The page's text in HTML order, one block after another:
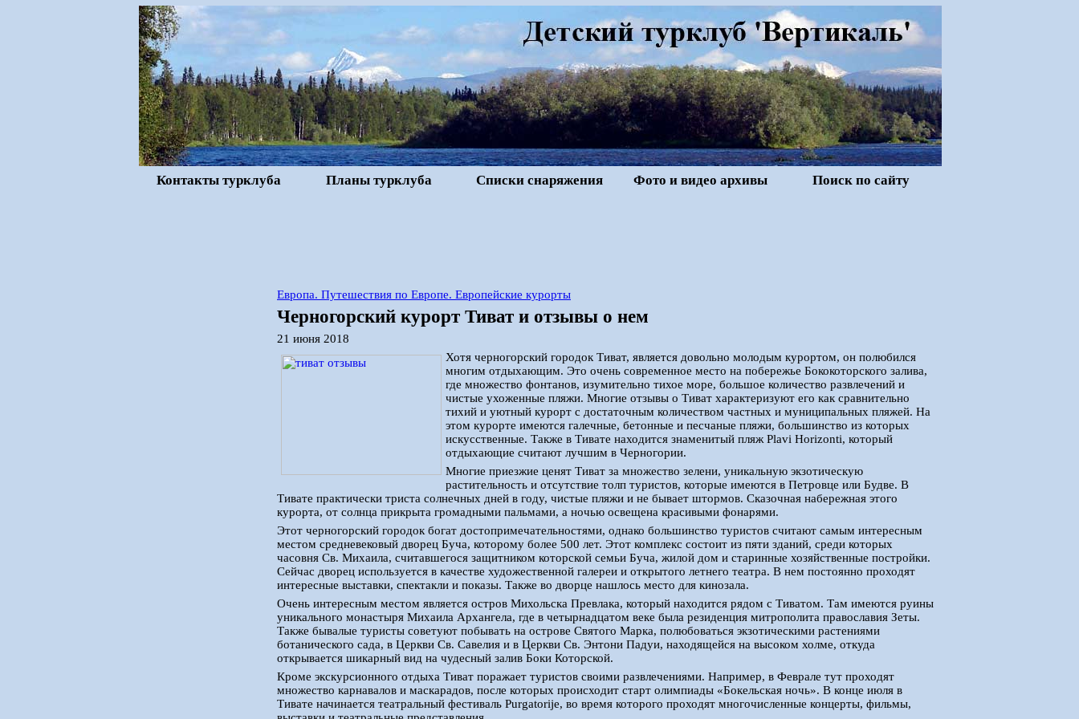
Контакты турклуба Планы турклуба Списки снаряжения Фото и видео архивы Поиск по сайту
Европа. Путешествия по Европе. Европейские курорты
Черногорский курорт Тиват и отзывы о нем
21 июня 2018
Хотя черногорский городок Тиват, является довольно молодым курортом, он полюбился
многим отдыхающим. Это очень современное место на побережье Бококоторского залива,
где множество фонтанов, изумительно тихое море, большое количество развлечений и
чистые ухоженные пляжи. Многие отзывы о Тиват характеризуют его как сравнительно
тихий и уютный курорт с достаточным количеством частных и муниципальных пляжей. На
этом курорте имеются галечные, бетонные и песчаные пляжи, большинство из которых
искусственные. Также в Тивате находится знаменитый пляж Plavi Horizonti, который
отдыхающие считают лучшим в Черногории.
Многие приезжие ценят Тиват за множество зелени, уникальную экзотическую
растительность и отсутствие толп туристов, которые имеются в Петровце или Будве. В
Тивате практически триста солнечных дней в году, чистые пляжи и не бывает штормов. Сказочная набережная этого
курорта, от солнца прикрыта громадными пальмами, а ночью освещена красивыми фонарями.
Этот черногорский городок богат достопримечательностями, однако большинство туристов считают самым интересным
местом средневековый дворец Буча, которому более 500 лет. Этот комплекс состоит из пяти зданий, среди которых
часовня Св. Михаила, считавшегося защитником которской семьи Буча, жилой дом и старинные хозяйственные постройки.
Сейчас дворец используется в качестве художественной галереи и открытого летнего театра. В нем постоянно проходят
интересные выставки, спектакли и показы. Также во дворце нашлось место для кинозала.
Очень интересным местом является остров Михольска Превлака, который находится рядом с Тиватом. Там имеются руины
уникального монастыря Михаила Архангела, где в четырнадцатом веке была резиденция митрополита православия Зеты.
Также бывалые туристы советуют побывать на острове Святого Марка, полюбоваться экзотическими растениями
ботанического сада, в Церкви Св. Савелия и в Церкви Св. Энтони Падуи, находящейся на высоком холме, откуда
открывается шикарный вид на чудесный залив Боки Которской.
Кроме экскурсионного отдыха Тиват поражает туристов своими развлечениями. Например, в Феврале тут проходят
множество карнавалов и маскарадов, после которых происходит старт олимпиады «Бокельская ночь». В конце июля в
Тивате начинается театральный фестиваль Purgatorije, во время которого проходят многочисленные концерты, фильмы,